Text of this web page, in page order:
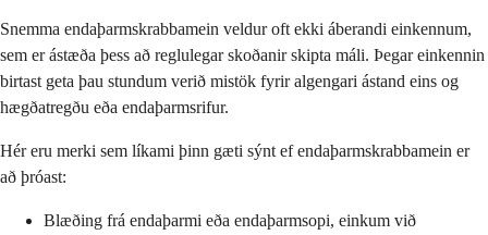
Snemma endaþarmskrabbamein veldur oft ekki áberandi einkennum,
sem er ástæða þess að reglulegar skoðanir skipta máli. Þegar einkennin
birtast geta þau stundum verið mistök fyrir algengari ástand eins og
hægðatregðu eða endaþarmsrifur.
Hér eru merki sem líkami þinn gæti sýnt ef endaþarmskrabbamein er
að þróast:
Blæðing frá endaþarmi eða endaþarmsopi, einkum við